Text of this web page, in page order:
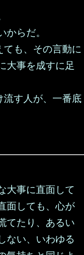
からだ。
も、その言動に
大事を成すに足
流す人が、一番底
大事に直面して
面しても、心が
てたり、あるい
ない、いわゆる